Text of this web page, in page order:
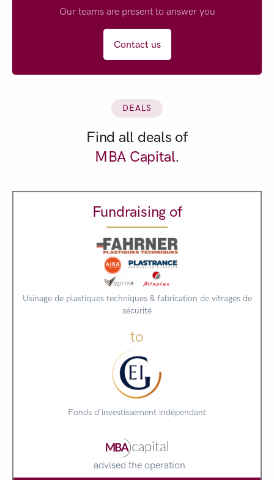
Our teams are present to answer you
Contact us
DEALS
Find all deals of
MBA Capital.
Fundraising of
Usinage de plastiques techniques & fabrication de vitrages de
sécurité
to
Fonds d'investissement indépendant
advised the operation